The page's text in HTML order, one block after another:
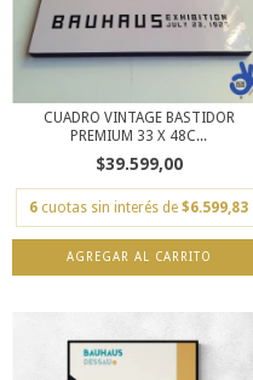
CUADRO VINTAGE BASTIDOR
PREMIUM 33 X 48C...
$39.599,00
6 cuotas sin interés de $6.599,83